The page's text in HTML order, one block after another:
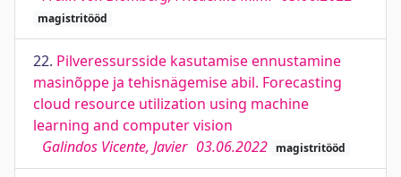
magistritööd
22. Pilveressursside kasutamise ennustamine
masinõppe ja tehisnägemise abil. Forecasting
cloud resource utilization using machine
learning and computer vision
Galindos Vicente, Javier 03.06.2022 magistritööd